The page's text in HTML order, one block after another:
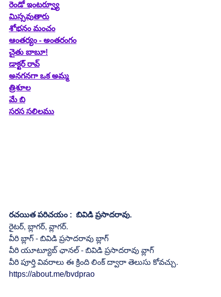
రెండో ఇంటర్వ్యూ
మిస్సవుతారు
శోభనం మంచం
ఆంతర్యం - అంతరంగం
చైతు బాబూ!
డాక్టర్ రావ్
అనగనగా ఒక అమ్మ
త్రిశూల
మే బి
సరస సలిలము
రచయిత పరిచయం :  బివిడి ప్రసాదరావు.
రైటర్, బ్లాగర్, వ్లాగర్.
వీరి బ్లాగ్ - బివిడి ప్రసాదరావు బ్లాగ్
వీరి యూట్యూబ్ ఛానల్ - బివిడి ప్రసాదరావు వ్లాగ్
వీరి పూర్తి వివరాలు ఈ క్రింది లింక్ ద్వారా తెలుసు కోవచ్చు.
https://about.me/bvdprao